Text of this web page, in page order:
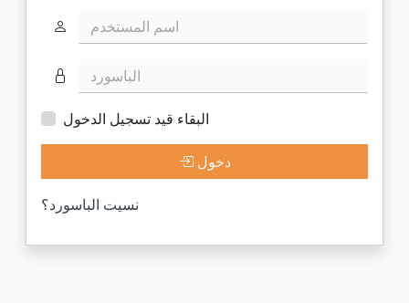
اسم المستخدم
الباسورد
البقاء قيد تسجيل الدخول
دخول
نسيت الباسورد؟